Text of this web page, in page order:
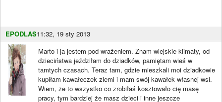
EPODLAS11:32, 19 sty 2013
Marto i ja jestem pod wrażeniem. Znam wiejskie klimaty, od
dzieciństwa jeździłam do dziadków, pamiętam wieś w
tamtych czasach. Teraz tam, gdzie mieszkali moi dziadkowie
kupiłam kawałeczek ziemi i mam swój kawałek własnej wsi.
Wiem, że to wszystko co zrobiłaś kosztowało cię masę
pracy, tym bardziej że masz dzieci i inne jeszcze